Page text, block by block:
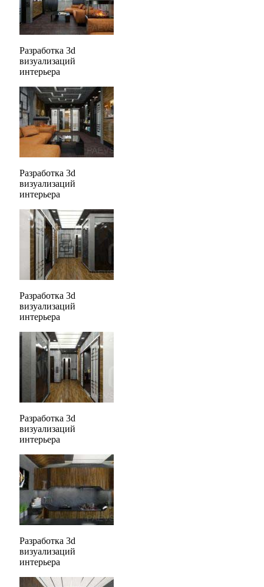
Разработка 3d
визуализаций
интерьера
Разработка 3d
визуализаций
интерьера
Разработка 3d
визуализаций
интерьера
Разработка 3d
визуализаций
интерьера
Разработка 3d
визуализаций
интерьера